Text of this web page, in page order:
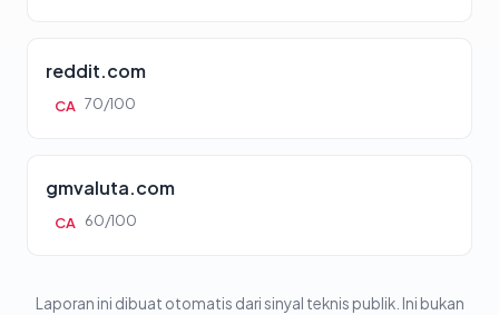
reddit.com
CA 70/100
gmvaluta.com
CA 60/100
Laporan ini dibuat otomatis dari sinyal teknis publik. Ini bukan